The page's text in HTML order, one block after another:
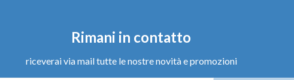
Rimani in contatto
riceverai via mail tutte le nostre novità e promozioni